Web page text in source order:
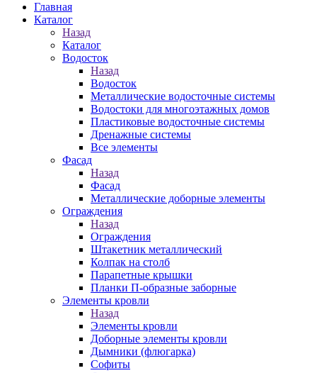
Главная
Каталог
Назад
Каталог
Водосток
Назад
Водосток
Металлические водосточные системы
Водостоки для многоэтажных домов
Пластиковые водосточные системы
Дренажные системы
Все элементы
Фасад
Назад
Фасад
Металлические доборные элементы
Ограждения
Назад
Ограждения
Штакетник металлический
Колпак на столб
Парапетные крышки
Планки П-образные заборные
Элементы кровли
Назад
Элементы кровли
Доборные элементы кровли
Дымники (флюгарка)
Софиты